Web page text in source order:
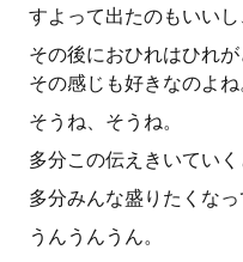
すよって出たのもいいし
その後におひれはひれ
その感じも好きなのよね
そうね、そうね。
多分この伝えきいてい
多分みんな盛りたくなっ
うんうんうん。